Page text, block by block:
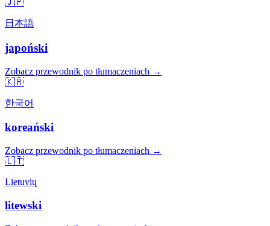
🇯🇵
日本語
japoński
Zobacz przewodnik po tłumaczeniach →
🇰🇷
한국어
koreański
Zobacz przewodnik po tłumaczeniach →
🇱🇹
Lietuvių
litewski